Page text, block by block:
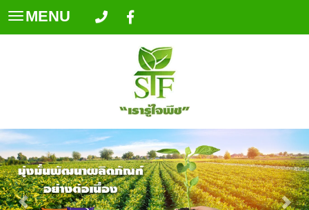
Toggle
navigation
MENU